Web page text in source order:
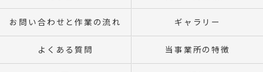
お問い合わせと作業の流れ ギャラリー
よくある質問 当事業所の特徴